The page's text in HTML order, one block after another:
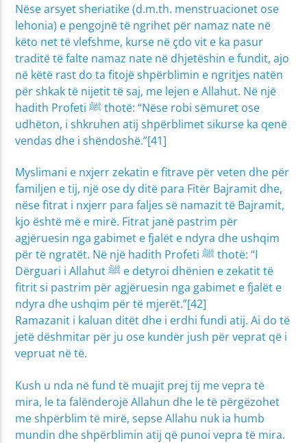
Nëse arsyet sheriatike (d.m.th. menstruacionet ose
lehonia) e pengojnë të ngrihet për namaz nate në
këto net të vlefshme, kurse në çdo vit e ka pasur
traditë të falte namaz nate në dhjetëshin e fundit, ajo
në këtë rast do ta fitojë shpërblimin e ngritjes natën
për shkak të nijetit të saj, me lejen e Allahut. Në një
hadith Profeti ﷺ thotë: “Nëse robi sëmuret ose
udhëton, i shkruhen atij shpërblimet sikurse ka qenë
vendas dhe i shëndoshë.”[41]
Myslimani e nxjerr zekatin e fitrave për veten dhe për
familjen e tij, një ose dy ditë para Fitër Bajramit dhe,
nëse fitrat i nxjerr para faljes së namazit të Bajramit,
kjo është më e mirë. Fitrat janë pastrim për
agjëruesin nga gabimet e fjalët e ndyra dhe ushqim
për të ngratët. Në një hadith Profeti ﷺ thotë: “I
Dërguari i Allahut ﷺ e detyroi dhënien e zekatit të
fitrit si pastrim për agjëruesin nga gabimet e fjalët e
ndyra dhe ushqim për të mjerët.”[42]
Ramazanit i kaluan ditët dhe i erdhi fundi atij. Ai do të
jetë dëshmitar për ju ose kundër jush për veprat që i
vepruat në të.
Kush u nda në fund të muajit prej tij me vepra të
mira, le ta falënderojë Allahun dhe le të përgëzohet
me shpërblim të mirë, sepse Allahu nuk ia humb
mundin dhe shpërblimin atij që punoi vepra të mira.